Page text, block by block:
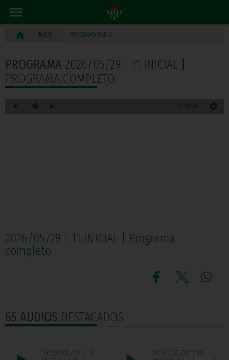
INICIO PROGRAMA RADIO
PROGRAMA 2026/05/29 | 11 INICIAL |
PROGRAMA COMPLETO
2026/05/29 | 11 INICIAL | Programa
completo
65 AUDIOS DESTACADOS
2026/05/29 | 11
2026/05/29 | 11